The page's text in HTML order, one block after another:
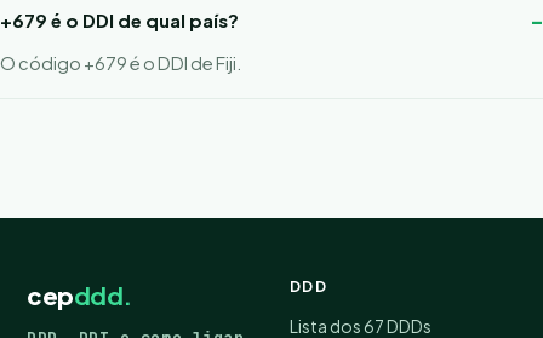
+679 é o DDI de qual país?
O código +679 é o DDI de Fiji.
cepddd. DDD
Lista dos 67 DDDs